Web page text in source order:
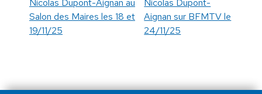
Nicolas Dupont-Aignan au
Salon des Maires les 18 et
19/11/25
Nicolas Dupont-
Aignan sur BFMTV le
24/11/25